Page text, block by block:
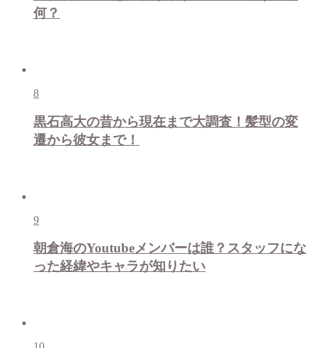
何？
8
黒石高大の昔から現在まで大調査！髪型の変
遷から彼女まで！
9
朝倉海のYoutubeメンバーは誰？スタッフにな
った経緯やキャラが知りたい